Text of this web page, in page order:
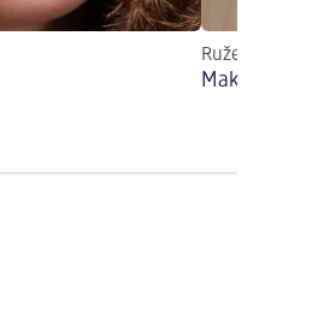
Ružem za
Make up